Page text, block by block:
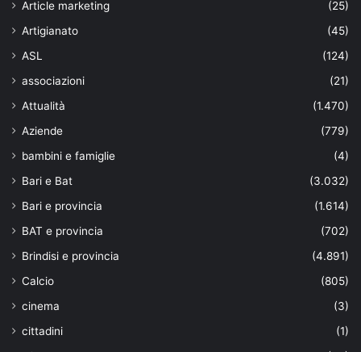
Article marketing
(25)
Artigianato
(45)
ASL
(124)
associazioni
(21)
Attualità
(1.470)
Aziende
(779)
bambini e famiglie
(4)
Bari e Bat
(3.032)
Bari e provincia
(1.614)
BAT e provincia
(702)
Brindisi e provincia
(4.891)
Calcio
(805)
cinema
(3)
cittadini
(1)